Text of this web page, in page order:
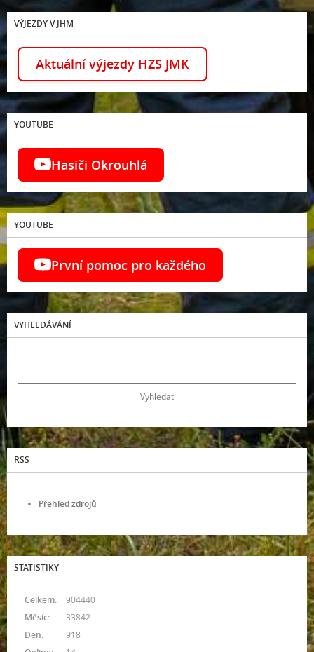
VÝJEZDY V JHM
Aktuální výjezdy HZS JMK
YOUTUBE
Hasiči Okrouhlá
YOUTUBE
První pomoc pro každého
VYHLEDÁVÁNÍ
RSS
Přehled zdrojů
STATISTIKY
Celkem:
904440
Měsíc:
33842
Den:
918